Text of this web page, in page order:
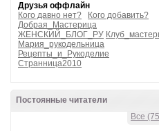
Друзья оффлайн
Кого давно нет?
Кого добавить?
Добрая_Мастерица
ЖЕНСКИЙ_БЛОГ_РУ
Мария_рукодельница
Рецепты_и_Рукоделие
Странница2010
Постоянные читатели
Все